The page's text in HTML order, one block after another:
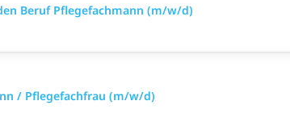
Beruf Pflegefachmann (m/w/d)
/ Pflegefachfrau (m/w/d)